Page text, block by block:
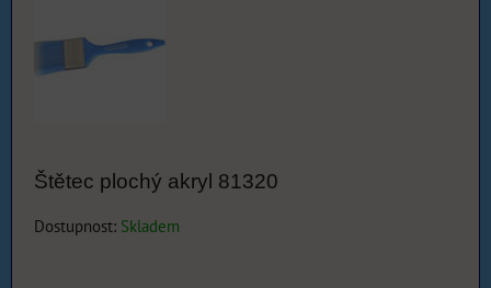
Štětec plochý akryl 81320
Dostupnost: Skladem